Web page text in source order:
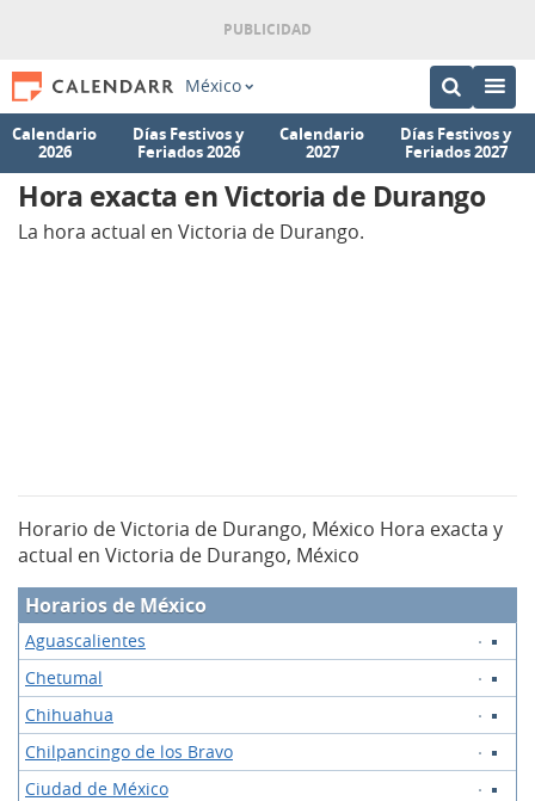
México
Calendario
2026
Días Festivos y
Feriados 2026
Calendario
2027
Días Festivos y
Feriados 2027
Hora exacta en Victoria de Durango
La hora actual en Victoria de Durango.
Horario de Victoria de Durango, México Hora exacta y
actual en Victoria de Durango, México
Horarios de México
Aguascalientes
Chetumal
Chihuahua
Chilpancingo de los Bravo
Ciudad de México